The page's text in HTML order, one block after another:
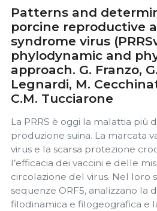
Patterns and
porcine reproductive
syndrome virus
phylodynamic and
approach. G. Franzo,
Legnardi, M.
C.M. Tucciarone
La PRRS è oggi la malattia più
produzione suina. La marcata
virus e la scarsa protezione
l’efficacia dei vaccini e delle
circolazione del virus. Nel loro
sequenze ORF5, analizzano la
filodinamica e filogeografica e